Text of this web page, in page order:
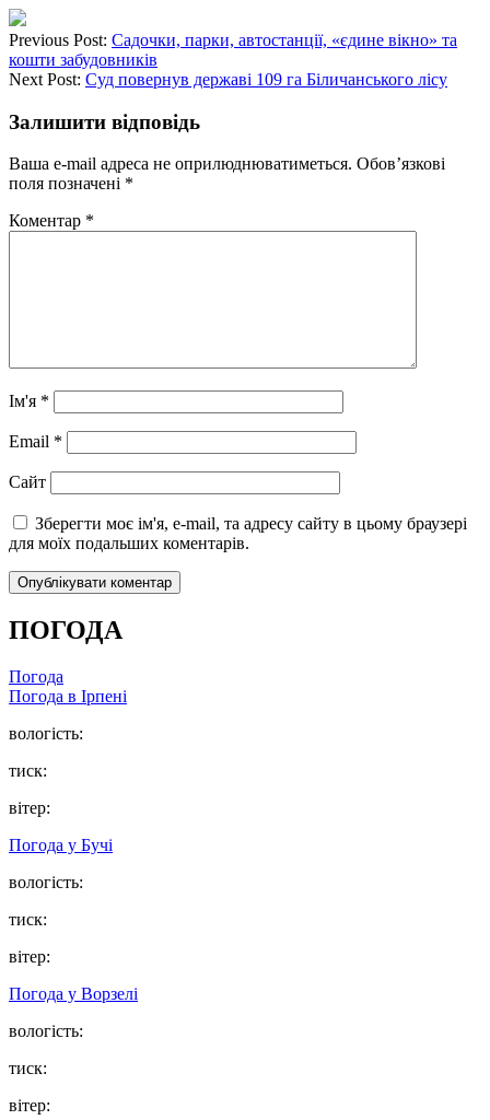
Previous Post: Садочки, парки, автостанції, «єдине вікно» та
кошти забудовників
Next Post: Суд повернув державі 109 га Біличанського лісу
Залишити відповідь
Ваша e-mail адреса не оприлюднюватиметься. Обов’язкові
поля позначені *
Коментар *
Ім'я *
Email *
Сайт
Зберегти моє ім'я, e-mail, та адресу сайту в цьому браузері
для моїх подальших коментарів.
ПОГОДА
Погода
Погода в Ірпені
вологість:
тиск:
вітер:
Погода у Бучі
вологість:
тиск:
вітер:
Погода у Ворзелі
вологість:
тиск:
вітер: